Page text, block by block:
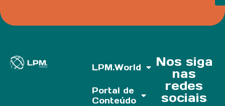
LPM.World
Portal de
Conteúdo
Nos siga
nas
redes
sociais